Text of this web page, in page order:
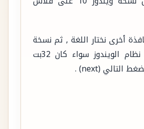
أخرى نختار اللغة , ثم نسخة
الويندوز , ثم نظام الويندوز سواء كان 32بت